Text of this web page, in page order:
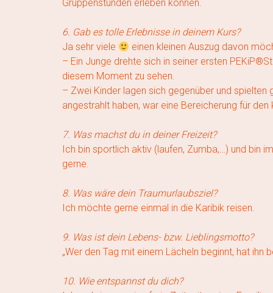
Gruppenstunden erleben können.
6. Gab es tolle Erlebnisse in deinem Kurs?
Ja sehr viele
einen kleinen Auszug davon
– Ein Junge drehte sich in seiner ersten
diesem Moment zu sehen.
– Zwei Kinder lagen sich gegenüber und
angestrahlt haben, war eine Bereicherung für
7. Was machst du in deiner Freizeit?
Ich bin sportlich aktiv (laufen, Zumba,…) und bin
gerne.
8. Was wäre dein Traumurlaubsziel?
Ich möchte gerne einmal in die Karibik reisen.
9. Was ist dein Lebens- bzw. Lieblingsmotto?
„Wer den Tag mit einem Lächeln beginnt, hat ihn
10. Wie entspannst du dich?